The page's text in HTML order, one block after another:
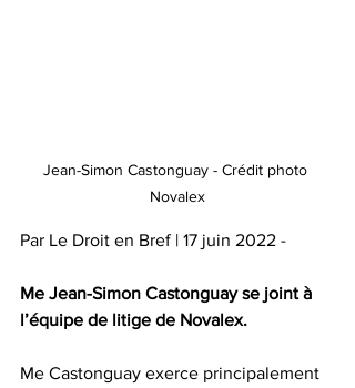
Jean-Simon Castonguay - Crédit photo
Novalex
Par Le Droit en Bref | 17 juin 2022 -
Me Jean-Simon Castonguay se joint à
l’équipe de litige de Novalex.
Me Castonguay exerce principalement